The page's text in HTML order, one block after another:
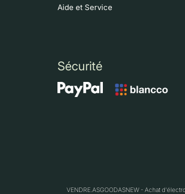
Aide et Service
Sécurité
VENDRE.ASGOODASNEW - Achat